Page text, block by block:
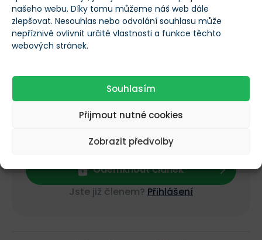
našeho webu. Díky tomu můžeme náš web dále
zlepšovat. Nesouhlas nebo odvolání souhlasu může
nepříznivě ovlivnit určité vlastnosti a funkce těchto
webových stránek.
Souhlasím
Přijmout nutné cookies
Zobrazit předvolby
Co se v tomto článku dozvíte?
Proč je firma dlouhodobě zisková
Jaké je finanční zdraví společnosti
Jaké je ocenění a za jakou cenu je akcie
Odemknout článek
Jste již členem? Přihlášení